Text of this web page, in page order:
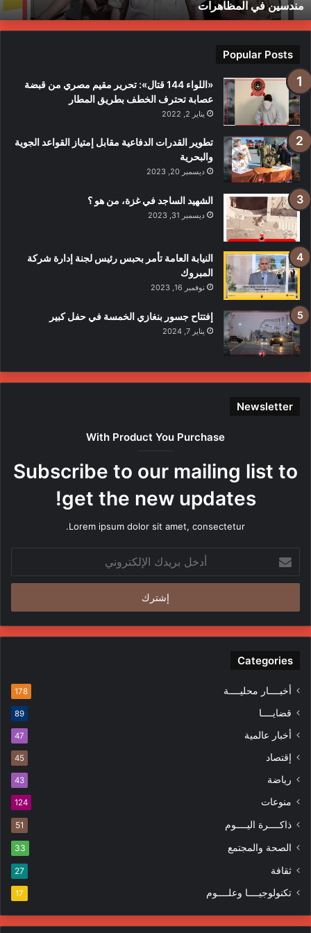
قبل
مندسين
في
المظاهرات
مندسين في المظاهرات
Popular Posts
«اللواء 144 قتال»: تحرير مقيم مصري من قبضة
عصابة تحترف الخطف بطريق المطار
يناير 2, 2022
تطوير القدرات الدفاعية مقابل إمتياز القواعد الجوية
والبحرية
ديسمبر 20, 2023
الشهيد الساجد في غزة، من هو ؟
ديسمبر 31, 2023
النيابة العامة تأمر بحبس رئيس لجنة إدارة شركة
المبروك
نوفمبر 16, 2023
إفتتاح جسور بنغازي الخمسة في حفل كبير
يناير 7, 2024
Newsletter
With Product You Purchase
Subscribe to our mailing list to
get the new updates!
Lorem ipsum dolor sit amet, consectetur.
بريدك
الإلكتروني
Categories
أخبــــار محليــــة 178
قضايــــا 89
أخبار عالمية 47
إقتصاد 45
رياضة 43
منوعات 124
ذاكــــرة اليــــوم 51
الصحة والمجتمع 33
ثقافة 27
تكنولوجيــــا وعلــــوم 17